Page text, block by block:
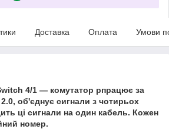
Доставка Оплата Умови
4/1 — комутатор рпрацює за
об'єднує сигнали з чотирьох
ці сигнали на один кабель. Кожен
номер.